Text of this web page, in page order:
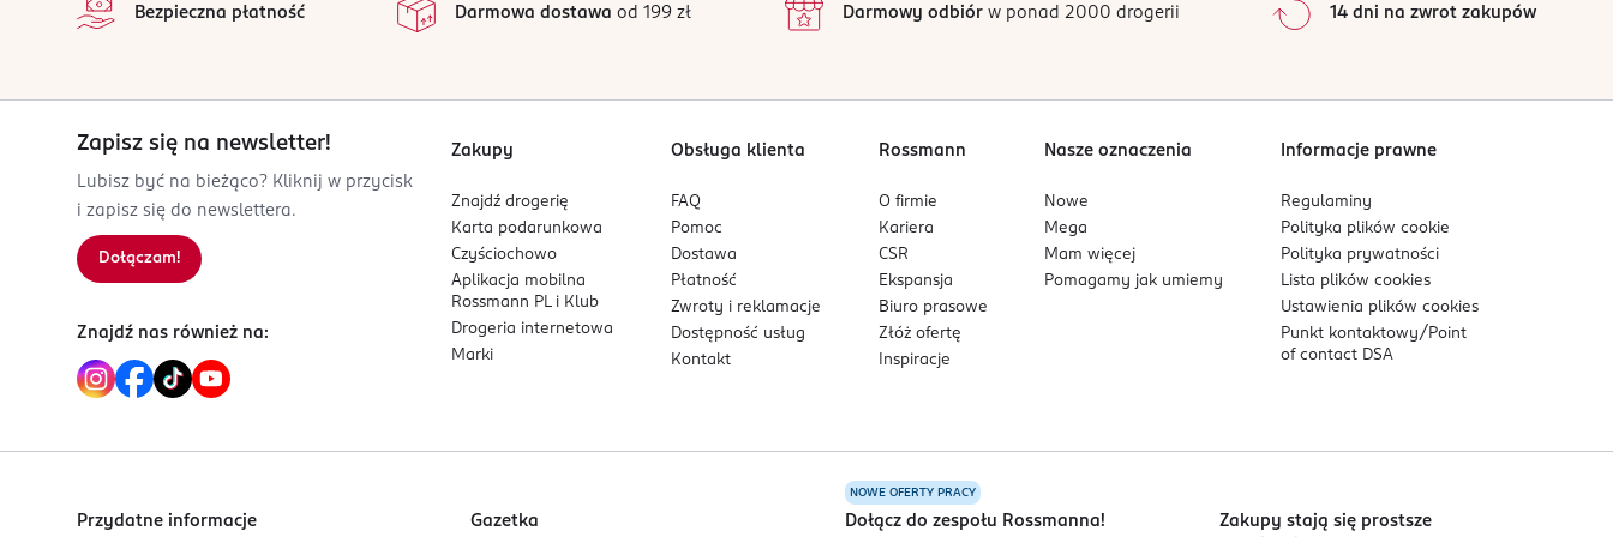
1
0%
Sortowanie wgdata: od najnowszej
Bezpieczna płatność Darmowa dostawa od 199 zł Darmowy odbiórw ponad 2000 drogerii 14 dni na zwrot zakupów
Zapisz się na newsletter!
Lubisz być na bieżąco? Kliknij w przycisk
i zapisz się do newslettera.
Dołączam!
Znajdź nas również na:
Zakupy
Znajdź drogerię
Karta podarunkowa
Czyściochowo
Aplikacja mobilna
Rossmann PL i Klub
Drogeria internetowa
Marki
Obsługa klienta
FAQ
Pomoc
Dostawa
Płatność
Zwroty i reklamacje
Dostępność usług
Kontakt
Rossmann
O firmie
Kariera
CSR
Ekspansja
Biuro prasowe
Złóż ofertę
Inspiracje
Nasze oznaczenia
Nowe
Mega
Mam więcej
Pomagamy jak umiemy
Informacje prawne
Regulaminy
Polityka plikówcookie
Polityka prywatności
Lista plikówcookies
Ustawienia plikówcookies
Punkt kontaktowy/ Point
of contact DSA
Przydatne informacje Gazetka
NOWE OFERTY PRACY
Dołącz do zespołu Rossmanna! Zakupy stają się prostsze